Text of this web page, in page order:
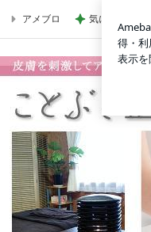
2回始まりです。夕方
アメブロ 気になってい